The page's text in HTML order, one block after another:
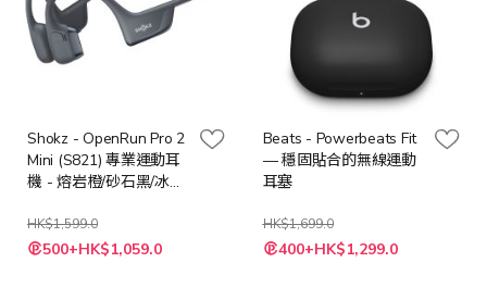
Shokz - OpenRun Pro 2
Mini (S821) 專業運動耳
機 - 熔岩橙/砂石黑/冰川
HK$1,599.0
500+HK$1,059.0
Beats - Powerbeats Fit
— 穩固貼合的無線運動
耳塞
HK$1,699.0
400+HK$1,299.0